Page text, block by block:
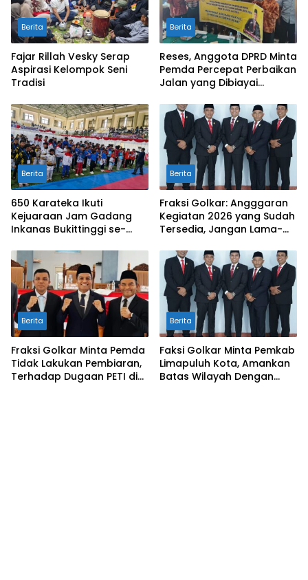
Berita
Fajar Rillah Vesky Serap
Aspirasi Kelompok Seni
Tradisi
Berita
Reses, Anggota DPRD Minta
Pemda Percepat Perbaikan
Jalan yang Dibiayai
Berita
650 Karateka Ikuti
Kejuaraan Jam Gadang
Inkanas Bukittinggi se-
Berita
Fraksi Golkar: Angggaran
Kegiatan 2026 yang Sudah
Tersedia, Jangan Lama-
Daerah
Berita
Fraksi Golkar Minta Pemda
Tidak Lakukan Pembiaran,
Terhadap Dugaan PETI di
Berita
Faksi Golkar Minta Pemkab
Limapuluh Kota, Amankan
Batas Wilayah Dengan